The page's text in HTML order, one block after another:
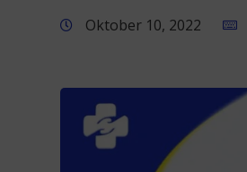
Oktober 10, 2022